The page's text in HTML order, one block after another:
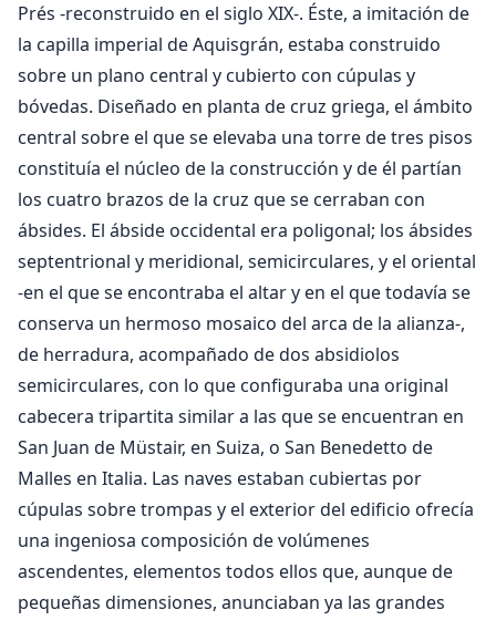
Prés -reconstruido en el siglo XIX-. Éste, a imitación de
la capilla imperial de Aquisgrán, estaba construido
sobre un plano central y cubierto con cúpulas y
bóvedas. Diseñado en planta de cruz griega, el ámbito
central sobre el que se elevaba una torre de tres pisos
constituía el núcleo de la construcción y de él partían
los cuatro brazos de la cruz que se cerraban con
ábsides. El ábside occidental era poligonal; los ábsides
septentrional y meridional, semicirculares, y el oriental
-en el que se encontraba el altar y en el que todavía se
conserva un hermoso mosaico del arca de la alianza-,
de herradura, acompañado de dos absidiolos
semicirculares, con lo que configuraba una original
cabecera tripartita similar a las que se encuentran en
San Juan de Müstair, en Suiza, o San Benedetto de
Malles en Italia. Las naves estaban cubiertas por
cúpulas sobre trompas y el exterior del edificio ofrecía
una ingeniosa composición de volúmenes
ascendentes, elementos todos ellos que, aunque de
pequeñas dimensiones, anunciaban ya las grandes